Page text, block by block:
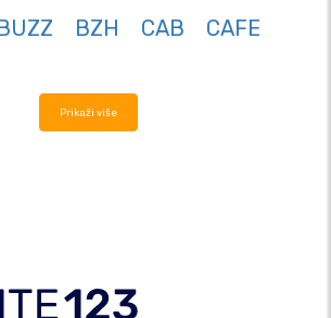
BZH CAB
CAFE
Prikaži više